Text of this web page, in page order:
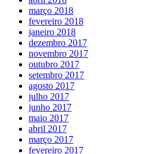
março 2018
fevereiro 2018
janeiro 2018
dezembro 2017
novembro 2017
outubro 2017
setembro 2017
agosto 2017
julho 2017
junho 2017
maio 2017
abril 2017
março 2017
fevereiro 2017